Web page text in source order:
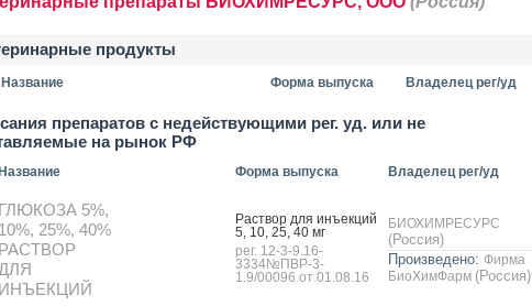
продукты
Название Форма выпуска Владелец рег/уд
препаратов с недействующими рег. уд. или не
на рынок РФ
Название Форма выпуска Владелец рег/уд
ГЛЮКОЗА 5%,
10%, 25%, 40%
РАСТВОР
ДЛЯ
ИНЪЕКЦИЙ
Рас­твор для инъ­ек­ций
5, 10, 25, 40 мг
рег. 12-3-9.16-
3334№ПВР-3-
1.9/00096 от 01.08.16
БИОХИМРЕСУРС
(Россия)
Произведено: Фирма
БиоХимФарм (Россия)